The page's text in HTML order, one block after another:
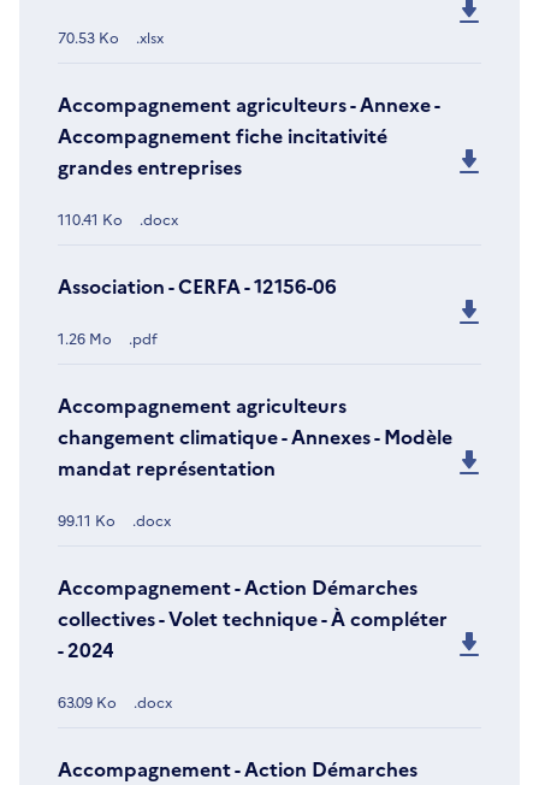
70.53 Ko .xlsx
Accompagnement agriculteurs - Annexe -
Accompagnement fiche incitativité
grandes entreprises
110.41 Ko .docx
Association - CERFA - 12156-06
1.26 Mo .pdf
Accompagnement agriculteurs
changement climatique - Annexes - Modèle
mandat représentation
99.11 Ko .docx
Accompagnement - Action Démarches
collectives - Volet technique - À compléter
- 2024
63.09 Ko .docx
Accompagnement - Action Démarches